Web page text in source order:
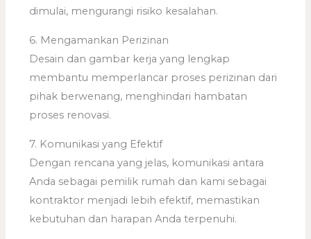
dimulai, mengurangi risiko kesalahan.
6. Mengamankan Perizinan
Desain dan gambar kerja yang lengkap
membantu memperlancar proses perizinan dari
pihak berwenang, menghindari hambatan
proses renovasi.
7. Komunikasi yang Efektif
Dengan rencana yang jelas, komunikasi antara
Anda sebagai pemilik rumah dan kami sebagai
kontraktor menjadi lebih efektif, memastikan
kebutuhan dan harapan Anda terpenuhi.